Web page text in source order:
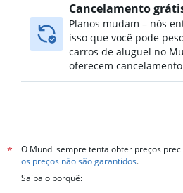
Cancelamento
Planos mudam – nós
isso que você pode
carros de aluguel no
oferecem
*
O Mundi sempre tenta obter preços
os preços não são garantidos.
Saiba o porquê: